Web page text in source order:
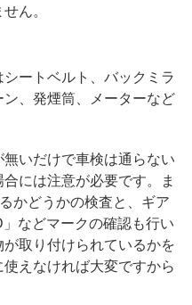
ん。
ートベルト、バックミラ
、発煙筒、メーターなど
いだけで車検は通らない
には注意が必要です。ま
かどうかの検査と、ギア
などマークの確認も行い
取り付けられているかを
えなければ大変ですから